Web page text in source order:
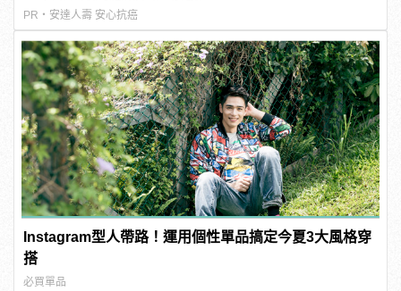
PR・安達人壽 安心抗癌
Instagram型人帶路！運用個性單品搞定今夏3大風格穿
搭
必買單品